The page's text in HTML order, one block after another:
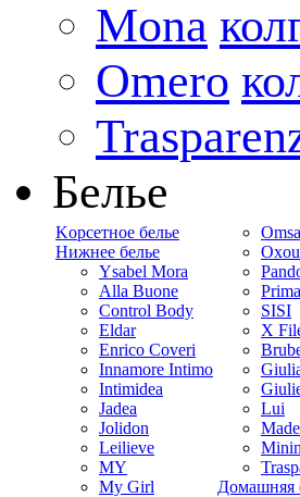
Mona
Omero
Белье
Kорсетное белье
Нижнее белье
Ysabel Mora
Alla Buone
Control Body
Eldar
Enrico Coveri
Innamore Intimo
Intimidea
Jadea
Jolidon
Leilieve
MY
My Girl
Omsa
SISI
X
Lui
Домашняя